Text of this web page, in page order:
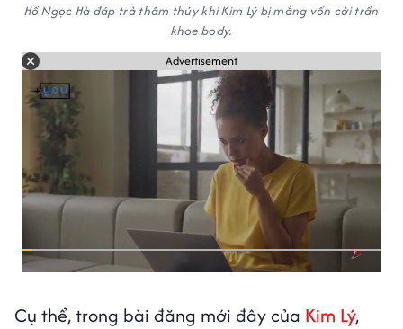
Hồ Ngọc Hà đáp trả thâm thúy khi Kim Lý bị mắng vốn cởi trần
khoe body.
Advertisement
Cụ thể, trong bài đăng mới đây của Kim Lý,